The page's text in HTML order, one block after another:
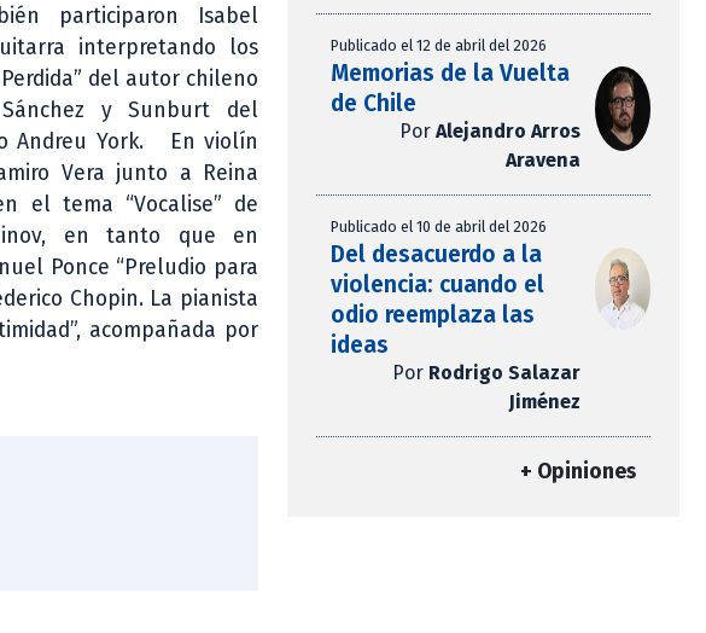
participaron Isabel
interpretando los
del autor chileno
y Sunburt del
Andreu York. En violín
Vera junto a Reina
el tema “Vocalise” de
en tanto que en
Ponce “Preludio para
Chopin. La pianista
acompañada por
Publicado el 12 de abril del 2026
Memorias de la Vuelta
de Chile
Por Alejandro Arros
Aravena
Publicado el 10 de abril del 2026
Del desacuerdo a la
violencia: cuando el
odio reemplaza las
ideas
Por Rodrigo Salazar
Jiménez
+ Opiniones